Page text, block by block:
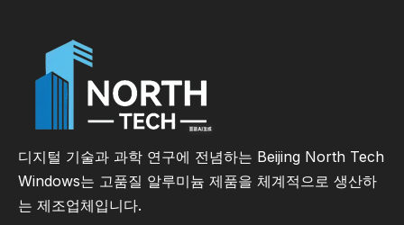
디지털 기술과 과학 연구에 전념하는 Beijing North Tech
Windows는 고품질 알루미늄 제품을 체계적으로 생산하
는 제조업체입니다.